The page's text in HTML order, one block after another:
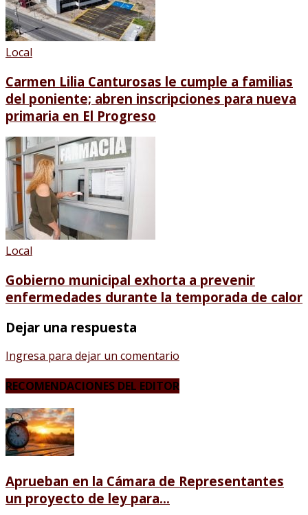
Local
Carmen Lilia Canturosas le cumple a familias
del poniente; abren inscripciones para nueva
primaria en El Progreso
Local
Gobierno municipal exhorta a prevenir
enfermedades durante la temporada de calor
Dejar una respuesta
Ingresa para dejar un comentario
RECOMENDACIONES DEL EDITOR
Aprueban en la Cámara de Representantes
un proyecto de ley para...